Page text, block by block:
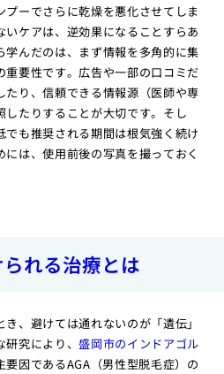
ーでさらに乾燥を悪化させてしま
いケアは、逆効果になることすらあ
学んだのは、まず情報を多角的に集
重要性です。広告や一部の口コミだ
たり、信頼できる情報源（医師や専
したりすることが大切です。そし
も推奨される期間は根気強く続け
は、使用前後の写真を撮っておく
れる治療とは
、避けては通れないのが「遺伝」
研究により、盛岡市のインドアゴル
要因であるAGA（男性型脱毛症）の